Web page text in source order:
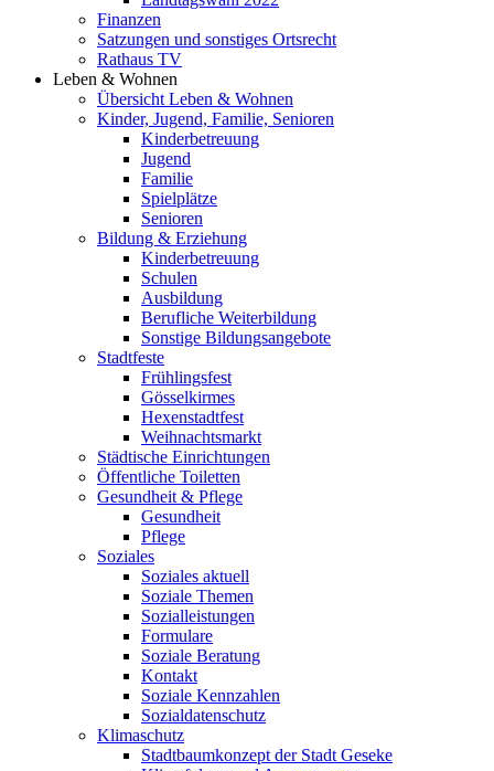
Finanzen
Satzungen und sonstiges Ortsrecht
Rathaus TV
Leben & Wohnen
Übersicht Leben & Wohnen
Kinder, Jugend, Familie, Senioren
Kinderbetreuung
Jugend
Familie
Spielplätze
Senioren
Bildung & Erziehung
Kinderbetreuung
Schulen
Ausbildung
Berufliche Weiterbildung
Sonstige Bildungsangebote
Stadtfeste
Frühlingsfest
Gösselkirmes
Hexenstadtfest
Weihnachtsmarkt
Städtische Einrichtungen
Öffentliche Toiletten
Gesundheit & Pflege
Gesundheit
Pflege
Soziales
Soziales aktuell
Soziale Themen
Sozialleistungen
Formulare
Soziale Beratung
Kontakt
Soziale Kennzahlen
Sozialdatenschutz
Klimaschutz
Stadtbaumkonzept der Stadt Geseke